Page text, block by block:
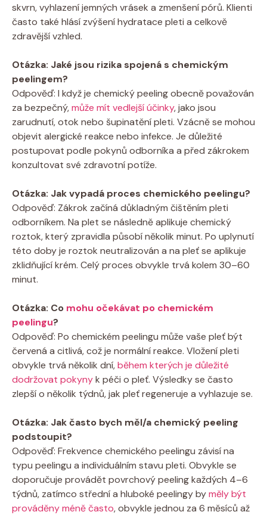
skvrn, vyhlazení jemných vrásek a zmenšení pórů. Klienti
často také hlásí zvýšení hydratace pleti a celkově
zdravější vzhled.
Otázka: Jaké jsou rizika spojená s chemickým
peelingem?
Odpověď: I když je chemický peeling obecně považován
za bezpečný,může mít vedlejší účinky, jako jsou
zarudnutí, otok nebo šupinatění pleti. Vzácně se mohou
objevit alergické reakce nebo infekce. Je důležité
postupovat podle pokynů odborníka a před zákrokem
konzultovat své zdravotní potíže.
Otázka: Jak vypadá proces chemického peelingu?
Odpověď: Zákrok začíná důkladným čištěním pleti
odborníkem. Na plet se následně aplikuje chemický
roztok, který zpravidla působí několik minut. Po uplynutí
této doby je roztok neutralizován a na pleť se aplikuje
zklidňující krém. Celý proces obvykle trvá kolem 30–60
minut.
Otázka: Co mohu očekávat po chemickém
peelingu?
Odpověď: Po chemickém peelingu může vaše pleť být
červená a citlivá, což je normální reakce. Vložení pleti
obvykle trvá několik dní,během kterých je důležité
dodržovat pokynyk péči o pleť. Výsledky se často
zlepší o několik týdnů, jak pleť regeneruje a vyhlazuje se.
Otázka: Jak často bych měl/a chemický peeling
podstoupit?
Odpověď: Frekvence chemického peelingu závisí na
typu peelingu a individuálním stavu pleti. Obvykle se
doporučuje provádět povrchový peeling každých 4–6
týdnů, zatímco střední a hluboké peelingy byměly být
prováděny méně často, obvykle jednou za 6 měsíců až